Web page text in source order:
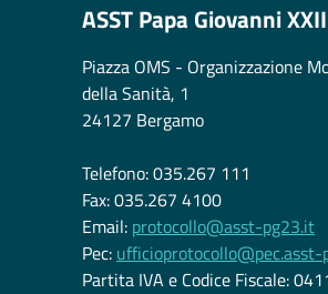
ASST Papa Giovanni
Piazza OMS - Organizzazione
della Sanità, 1
24127 Bergamo
Telefono: 035.267 111
Fax: 035.267 4100
Email: protocollo@asst-pg23.it
Pec:
Partita IVA e Codice Fiscale: